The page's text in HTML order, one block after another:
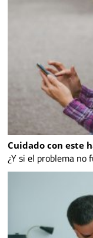
Cuidado con este
¿Y si el problema